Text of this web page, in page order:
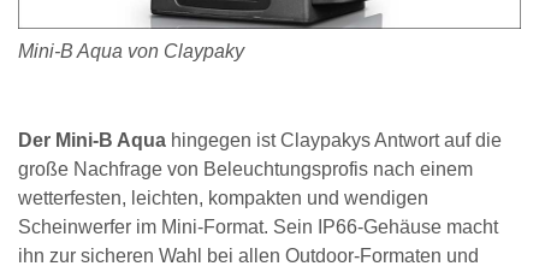
Mini-B Aqua von Claypaky
Der Mini-B Aqua hingegen ist Claypakys Antwort auf die
große Nachfrage von Beleuchtungsprofis nach einem
wetterfesten, leichten, kompakten und wendigen
Scheinwerfer im Mini-Format. Sein IP66-Gehäuse macht
ihn zur sicheren Wahl bei allen Outdoor-Formaten und